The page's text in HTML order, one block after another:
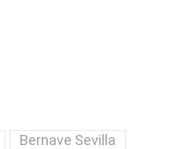
Bernave Sevilla